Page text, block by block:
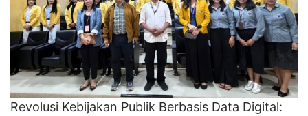
Revolusi Kebijakan Publik Berbasis Data Digital: